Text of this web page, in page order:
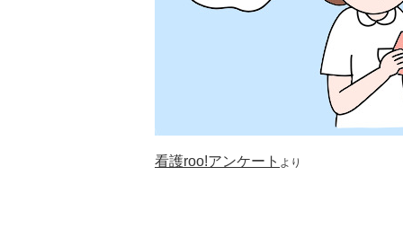
看護roo!アンケート より